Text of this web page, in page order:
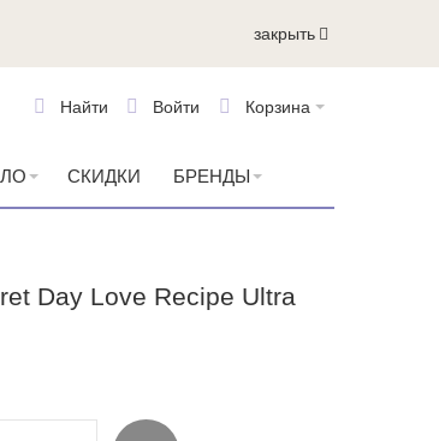
закрыть
Корзина
Войти
Найти
СКИДКИ БРЕНДЫ
Day Love Recipe Ultra